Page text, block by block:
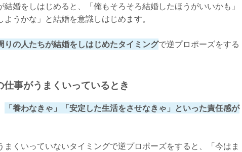
婚をしはじめると、「俺もそろそろ結婚したほうがいいかも」
ようかな」と結婚を意識しはじめます。
りの人たちが結婚をしはじめたタイミングで逆プロポーズをする
事がうまくいっているとき
「養わなきゃ」「安定した生活をさせなきゃ」といった責任感が
まくいっていないタイミングで逆プロポーズをすると、「今はま